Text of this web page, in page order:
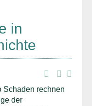
in
Schaden rechnen
der